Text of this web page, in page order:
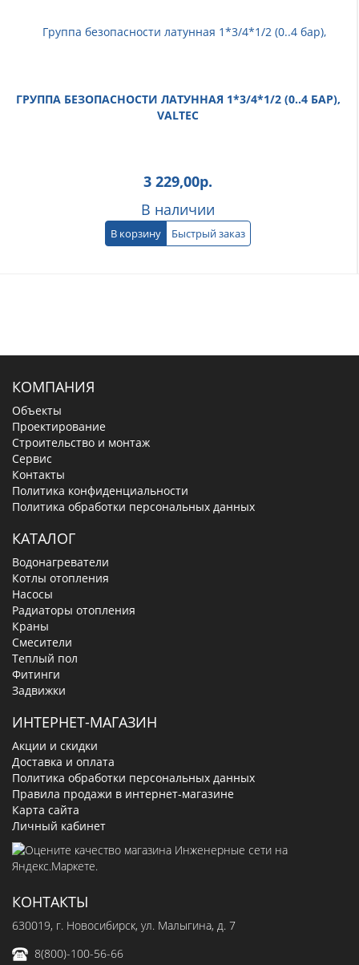
ГРУППА БЕЗОПАСНОСТИ ЛАТУННАЯ 1*3/4*1/2 (0..4 БАР),
VALTEC
3 229,00р.
В наличии
В корзину Быстрый заказ
КОМПАНИЯ
Объекты
Проектирование
Строительство и монтаж
Сервис
Контакты
Политика конфиденциальности
Политика обработки персональных данных
КАТАЛОГ
Водонагреватели
Котлы отопления
Насосы
Радиаторы отопления
Краны
Смесители
Теплый пол
Фитинги
Задвижки
ИНТЕРНЕТ-МАГАЗИН
Акции и скидки
Доставка и оплата
Политика обработки персональных данных
Правила продажи в интернет-магазине
Карта сайта
Личный кабинет
КОНТАКТЫ
630019, г. Новосибирск, ул. Малыгина, д. 7
8(800)-100-56-66